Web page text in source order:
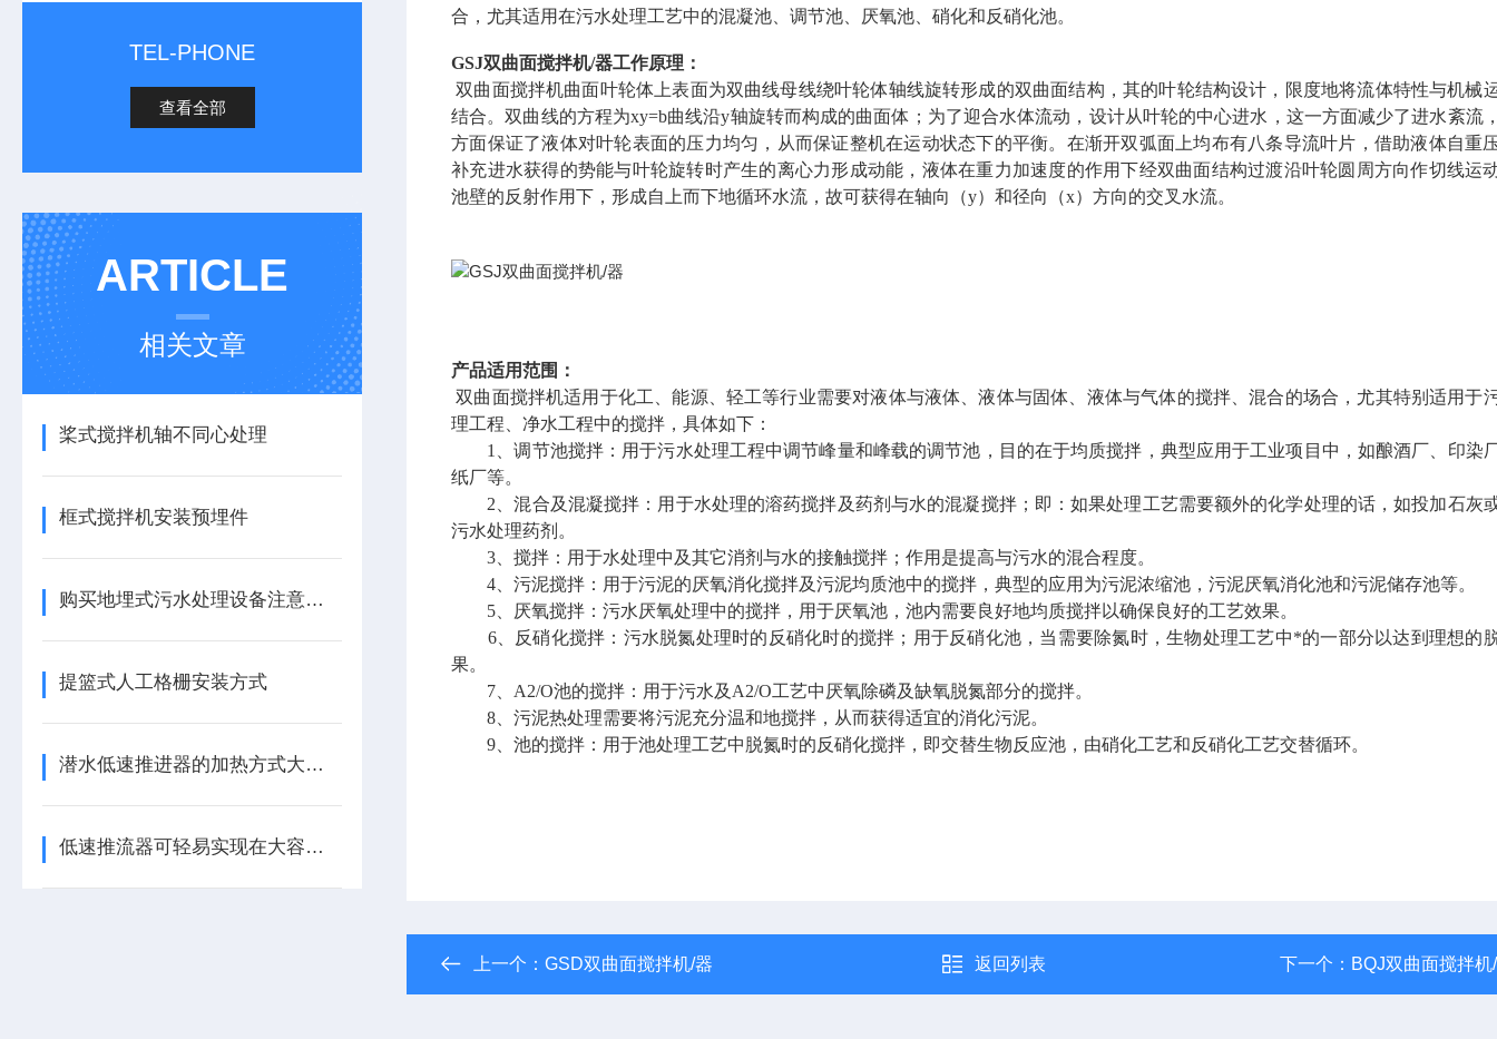
TEL-PHONE
查看全部
ARTICLE
相关文章
桨式搅拌机轴不同心处理
框式搅拌机安装预埋件
购买地埋式污水处理设备注意哪些细节
提篮式人工格栅安装方式
潜水低速推进器的加热方式大致上分为三种
低速推流器可轻易实现在大容积流体中产生水循环
合，尤其适用在污水处理工艺中的混凝池、调节池、厌氧池、硝化和反硝化池。
GSJ双曲面搅拌机/器工作原理：
双曲面搅拌机曲面叶轮体上表面为双曲线母线绕叶轮体轴线旋转形成的双曲面结构，其的叶轮结构设计，限度地将流体特性与机械
结合。双曲线的方程为xy=b曲线沿y轴旋转而构成的曲面体；为了迎合水体流动，设计从叶轮的中心进水，这一方面减少了进水紊流
方面保证了液体对叶轮表面的压力均匀，从而保证整机在运动状态下的平衡。在渐开双弧面上均布有八条导流叶片，借助液体自重
补充进水获得的势能与叶轮旋转时产生的离心力形成动能，液体在重力加速度的作用下经双曲面结构过渡沿叶轮圆周方向作切线运
池壁的反射作用下，形成自上而下地循环水流，故可获得在轴向（y）和径向（x）方向的交叉水流。
产品适用范围：
双曲面搅拌机适用于化工、能源、轻工等行业需要对液体与液体、液体与固体、液体与气体的搅拌、混合的场合，尤其特别适用于
理工程、净水工程中的搅拌，具体如下：
1、调节池搅拌：用于污水处理工程中调节峰量和峰载的调节池，目的在于均质搅拌，典型应用于工业项目中，如酿酒厂、印染
纸厂等。
2、混合及混凝搅拌：用于水处理的溶药搅拌及药剂与水的混凝搅拌；即：如果处理工艺需要额外的化学处理的话，如投加石灰
污水处理药剂。
3、搅拌：用于水处理中及其它消剂与水的接触搅拌；作用是提高与污水的混合程度。
4、污泥搅拌：用于污泥的厌氧消化搅拌及污泥均质池中的搅拌，典型的应用为污泥浓缩池，污泥厌氧消化池和污泥储存池等。
5、厌氧搅拌：污水厌氧处理中的搅拌，用于厌氧池，池内需要良好地均质搅拌以确保良好的工艺效果。
6、反硝化搅拌：污水脱氮处理时的反硝化时的搅拌；用于反硝化池，当需要除氮时，生物处理工艺中*的一部分以达到理想的
果。
7、A2/O池的搅拌：用于污水及A2/O工艺中厌氧除磷及缺氧脱氮部分的搅拌。
8、污泥热处理需要将污泥充分温和地搅拌，从而获得适宜的消化污泥。
9、池的搅拌：用于池处理工艺中脱氮时的反硝化搅拌，即交替生物反应池，由硝化工艺和反硝化工艺交替循环。
上一个： GSD双曲面搅拌机/器 返回列表 下一个： BQJ双曲面搅拌机